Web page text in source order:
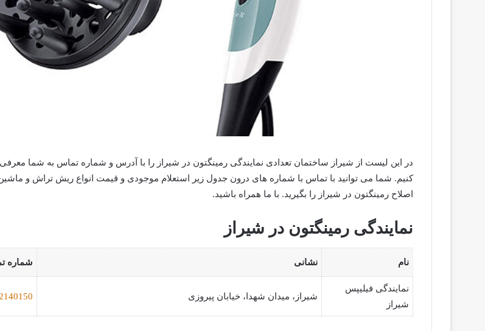
در این لیست از شیراز ساختمان تعدادی نمایندگی رمینگتون در شیراز را با آدرس و شماره تماس به شما
کنیم. شما می توانید با تماس با شماره های درون جدول زیر استعلام موجودی و قیمت انواع ریش تراش و
اصلاح رمینگتون در شیراز را بگیرید. با ما همراه باشید.
نمایندگی رمینگتون در شیراز
نام نشانی شماره
نمایندگی فیلیپس
شیراز
شیراز، میدان شهدا، خیابان پیروزی